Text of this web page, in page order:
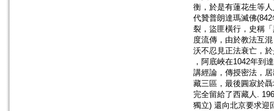
衡，於是有蓮花生等
代贊普朗達瑪滅佛
裂，盜匪橫行，史稱
度流傳，由於教法互
沃不忍見正法衰亡，
，阿底峽在1042年到
講經論，傳授密法，
藏三區，最後圓寂於
完全留給了西藏人.
獨立) 還向北京要求迎